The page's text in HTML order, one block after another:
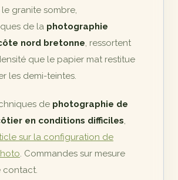
granite sombre,
de la photographie
nord bretonne, ressortent
que le papier mat restitue
les demi-teintes.
de photographie de
en conditions difficiles,
sur la configuration de
. Commandes sur mesure
contact.